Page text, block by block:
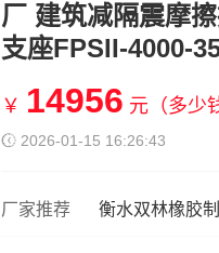
厂 建筑减隔震摩
支座FPSII-4000-
￥ 14956 元（多少
2026-01-15 16:26:43
厂家推荐 衡水双林橡胶